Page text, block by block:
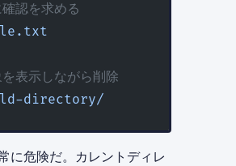
認を求める
表示しながら削除
directory/
に危険だ。カレントディレ